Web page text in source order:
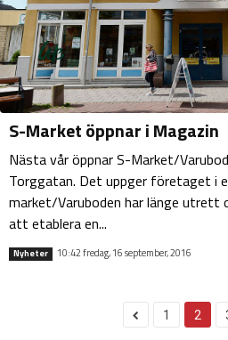
S-Market öppnar i Magazin
Nästa vår öppnar S-Market/
Torggatan. Det uppger företaget i
market/Varuboden har länge utrett
att etablera en...
Nyheter 10:42 fredag, 16 september, 2016
1 2